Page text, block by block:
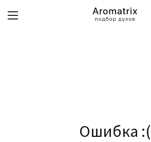
Ошибка :(